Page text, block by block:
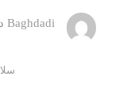
Baghdadi